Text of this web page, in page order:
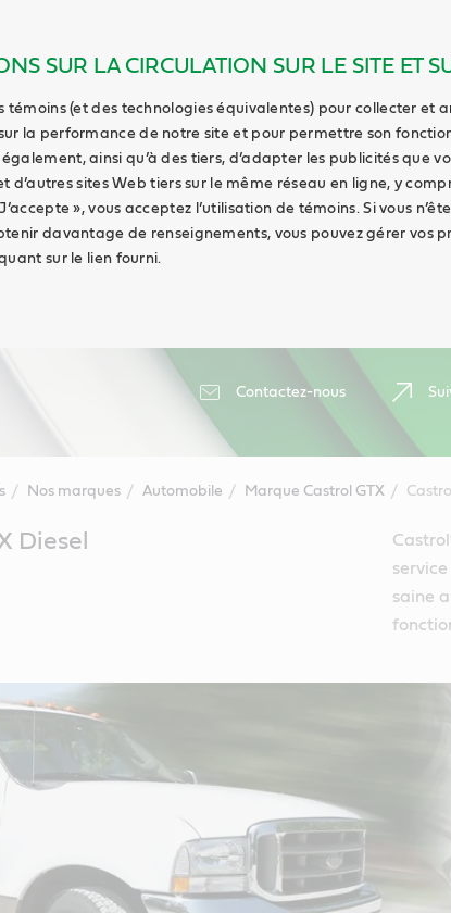
SUR LA CIRCULATION SUR LE SITE ET
témoins (et des technologies équivalentes) pour collecter et
la performance de notre site et pour permettre son
ainsi qu’à des tiers, d’adapter les publicités que
d’autres sites Web tiers sur le même réseau en ligne, y
», vous acceptez l’utilisation de témoins. Si vous
davantage de renseignements, vous pouvez gérer vos
sur le lien fourni.
Contactez-nous
Nos marques Automobile Marque Castrol GTX
Diesel
saine